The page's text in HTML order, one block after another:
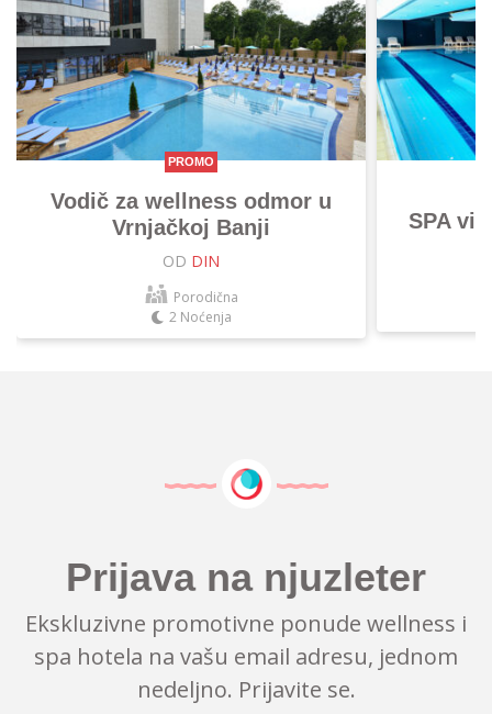
PROMO
Vodič za wellness odmor u
Vrnjačkoj Banji
OD DIN
Porodična
2 Noćenja
SPA
Prijava na njuzleter
Ekskluzivne promotivne ponude wellness i
spa hotela na vašu email adresu, jednom
nedeljno. Prijavite se.